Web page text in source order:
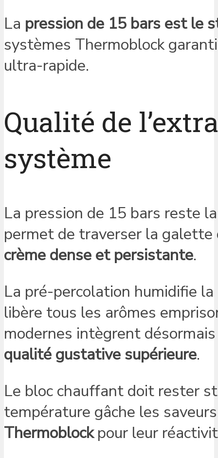
La pression de 15 bars est le
systèmes Thermoblock
ultra-rapide.
Qualité de
système
La pression de 15 bars reste
permet de traverser la galette
crème dense et persistante.
La pré-percolation humidifie
libère tous les arômes
modernes intègrent
qualité gustative supérieure.
Le bloc chauffant doit rester
température gâche les
Thermoblockpour leur